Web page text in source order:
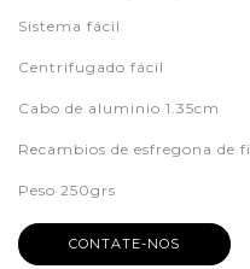
Sistema fácil
Centrifugado fácil
Cabo de aluminio 1.35cm
Recambios de esfregona de
Peso 250grs
CONTATE-NOS